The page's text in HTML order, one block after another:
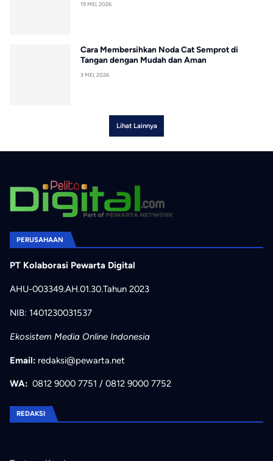
19 MEI, 2026
Cara Membersihkan Noda Cat Semprot di
Tangan dengan Mudah dan Aman
3 MEI, 2026
Lihat Lainnya
PERUSAHAAN
PT Kolaborasi Pewarta Digital
AHU-003349.AH.01.30.Tahun 2023
NIB: 1401230031537
Ekosistem Media Online Indonesia
Email: redaksi@pewarta.net
WA: 0812 9000 7751 / 0812 9000 7752
REDAKSI